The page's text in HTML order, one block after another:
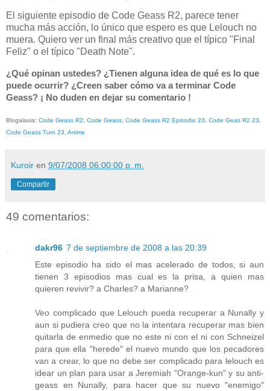
El siguiente episodio de Code Geass R2, parece tener
mucha más acción, lo único que espero es que Lelouch no
muera. Quiero ver un final más creativo que el típico "Final
Feliz" o el típico "Death Note".
¿Qué opinan ustedes? ¿Tienen alguna idea de qué es lo que
puede ocurrir? ¿Creen saber cómo va a terminar Code
Geass? ¡ No duden en dejar su comentario !
Blogalaxia: Code Geass R2 Code Geass Code Geass R2 Episodio 23 Code Geas R2 23
Code Geass Turn 23 Anime
Kuroir en 9/07/2008 06:00:00 p. m.
Compartir
49 comentarios:
dakr96 7 de septiembre de 2008 a las 20:39
Este episodio ha sido el mas acelerado de todos, si aun
tienen 3 episodios mas cual es la prisa, a quien mas
quieren revivir? a Charles? a Marianne?
Veo complicado que Lelouch pueda recuperar a Nunally y
aun si pudiera creo que no la intentara recuperar mas bien
quitarla de enmedio que no este ni con el ni con Schneizel
para que ella "herede" el nuevo mundo que los pecadores
van a crear, lo que no debe ser complicado para lelouch es
idear un plan para usar a Jeremiah "Orange-kun" y su anti-
geass en Nunally, para hacer que su nuevo "enemigo"